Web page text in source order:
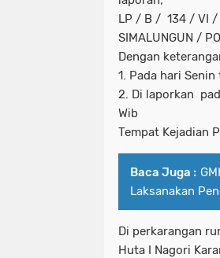
LP / B / 134 / VI /
SIMALUNGUN /
Dengan
1. Pada hari
2. Di laporkan
Wib
Tempat Kejadian
Baca Juga :
Laksanakan
Di perkarangan
Huta I Nagori